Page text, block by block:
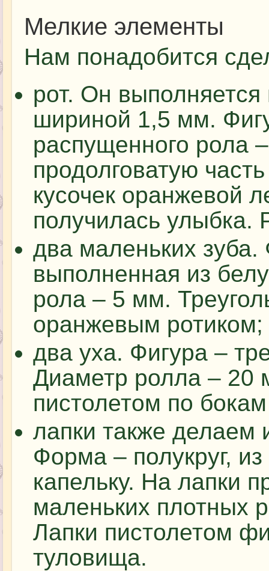
Мелкие элементы
Нам понадобится
рот. Он
шириной 1,5 мм.
распущенного рола
продолговатую
кусочек оранжевой
получилась улыбка.
два маленьких зуба.
выполненная из
рола – 5 мм.
оранжевым ротиком;
два уха. Фигура –
Диаметр ролла – 20
пистолетом по
лапки также делаем
Форма – полукруг, из
капельку. На лапки
маленьких плотных
Лапки пистолетом
туловища.